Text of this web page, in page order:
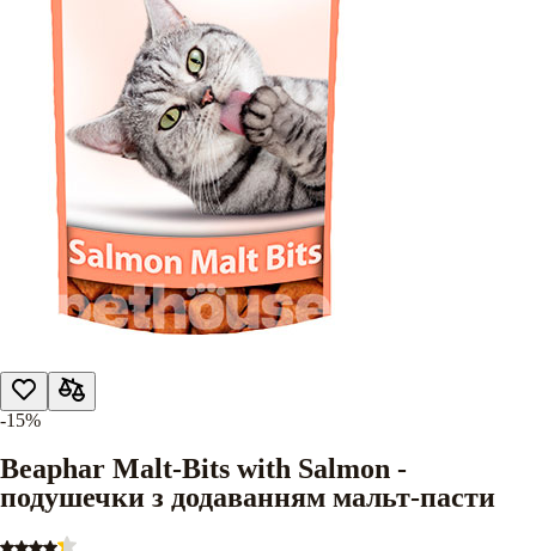
-15%
Beaphar Malt-Bits with Salmon -
подушечки з додаванням мальт-пасти